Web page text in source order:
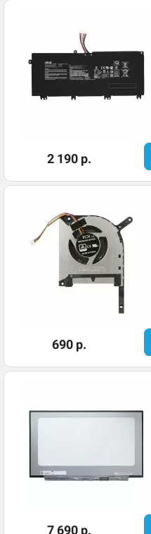
2 190 р.
690 р.
7 690 р.